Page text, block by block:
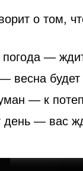
о том,
—
весна будет
— к
день — вас